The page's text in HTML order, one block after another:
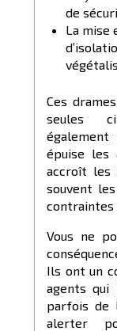
de
La mise
Ces
seules
épuise les
accroît les
souvent
contraintes
Vous ne
Ils ont un
agents qui
parfois de
alerter